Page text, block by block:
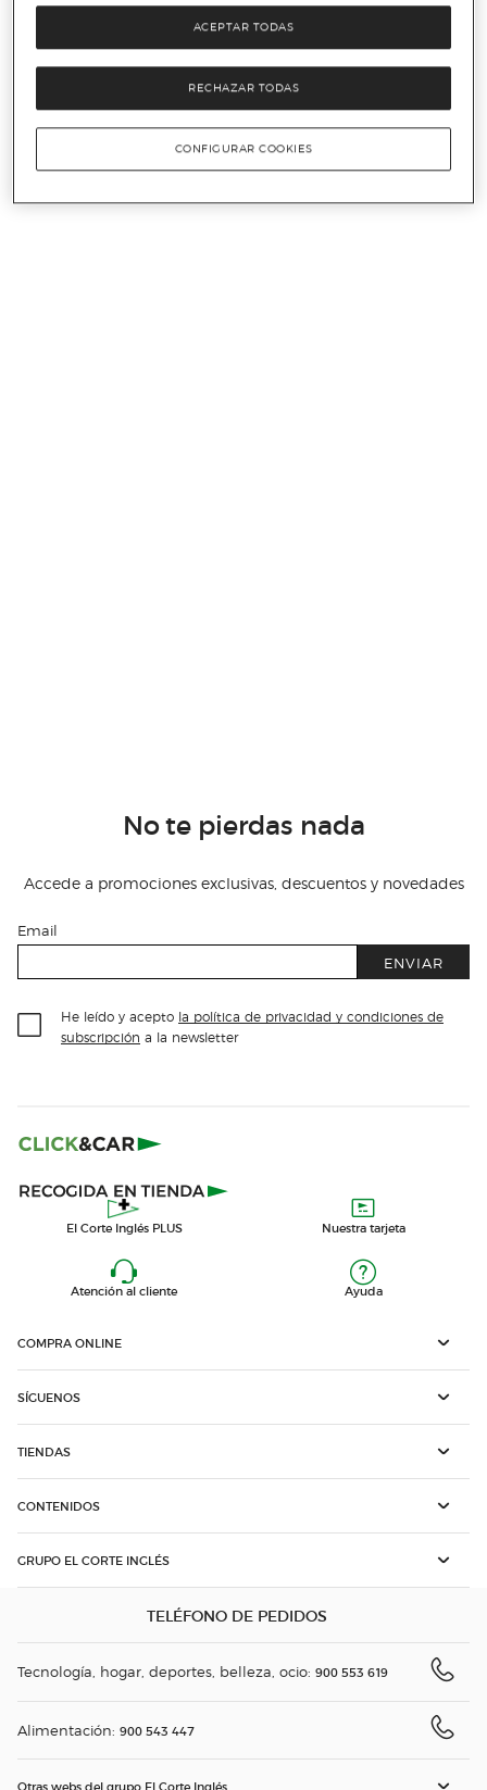
No te pierdas nada
Accede a promociones exclusivas, descuentos y novedades
Email
ENVIAR
He leído y acepto la política de privacidad y condiciones de
subscripción a la newsletter
El Corte Inglés PLUS Nuestra tarjeta
Atención al cliente Ayuda
COMPRA ONLINE
SÍGUENOS
TIENDAS
CONTENIDOS
GRUPO EL CORTE INGLÉS
TELÉFONO DE PEDIDOS
Tecnología, hogar, deportes, belleza, ocio: 900 553 619
Alimentación: 900 543 447
Otras webs del grupo El Corte Inglés
RECHAZAR TODAS
ACEPTAR TODAS
CONFIGURAR COOKIES